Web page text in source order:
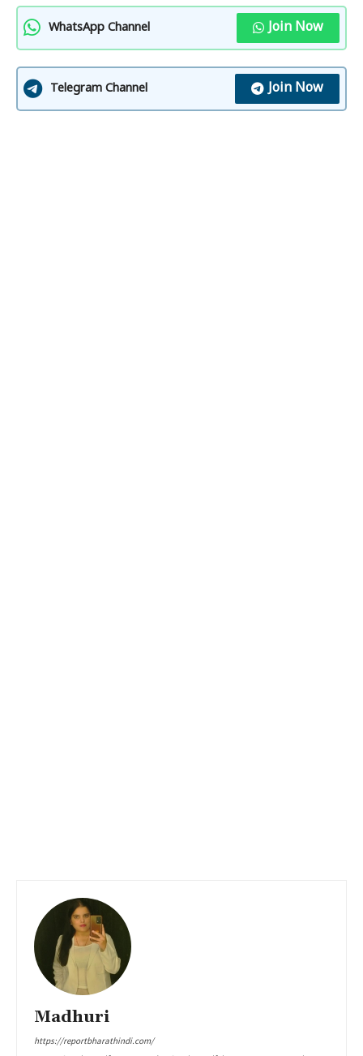
WhatsApp Channel Join Now
Telegram Channel Join Now
Madhuri
https://reportbharathindi.com/